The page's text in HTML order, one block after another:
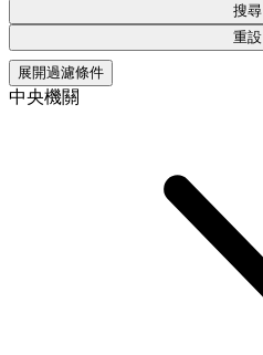
搜尋
重設
展開過濾條件
中央機關